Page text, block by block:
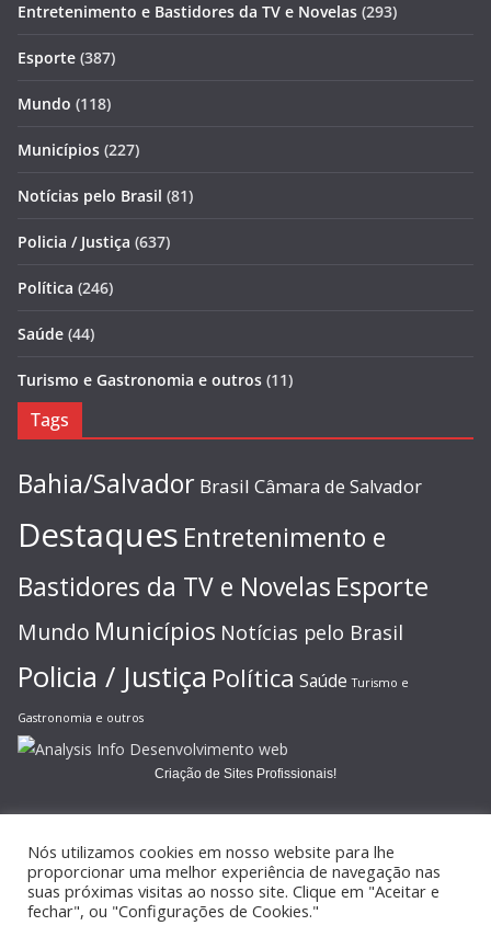
Entretenimento e Bastidores da TV e Novelas (293)
Esporte (387)
Mundo (118)
Municípios (227)
Notícias pelo Brasil (81)
Policia / Justiça (637)
Política (246)
Saúde (44)
Turismo e Gastronomia e outros (11)
Tags
Bahia/Salvador Brasil Câmara de Salvador
Destaques Entretenimento e
Bastidores da TV e Novelas Esporte
Mundo Municípios Notícias pelo Brasil
Policia / Justiça Política Saúde Turismo e
Gastronomia e outros
Criação de Sites Profissionais!
Copyright © 2026JORNAL GAZETA ONLINE
Nós utilizamos cookies em nosso website para lhe
proporcionar uma melhor experiência de navegação nas
suas próximas visitas ao nosso site. Clique em "Aceitar e
fechar", ou "Configurações de Cookies."